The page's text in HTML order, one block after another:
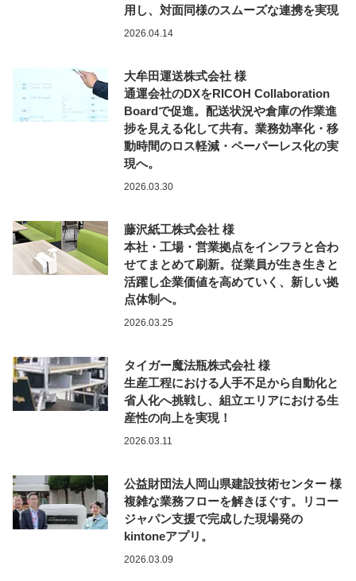
用し、対面同様のスムーズな連携を実現
2026.04.14
大牟田運送株式会社 様
通運会社のDXをRICOH Collaboration
Boardで促進。配送状況や倉庫の作業進
捗を見える化して共有。業務効率化・移
動時間のロス軽減・ペーパーレス化の実
現へ。
2026.03.30
藤沢紙工株式会社 様
本社・工場・営業拠点をインフラと合わ
せてまとめて刷新。従業員が生き生きと
活躍し企業価値を高めていく、新しい拠
点体制へ。
2026.03.25
タイガー魔法瓶株式会社 様
生産工程における人手不足から自動化と
省人化へ挑戦し、組立エリアにおける生
産性の向上を実現！
2026.03.11
公益財団法人岡山県建設技術センター 様
複雑な業務フローを解きほぐす。リコー
ジャパン支援で完成した現場発の
kintoneアプリ。
2026.03.09